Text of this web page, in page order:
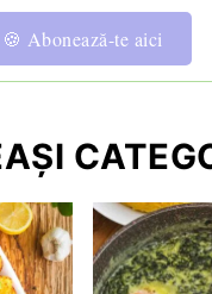
🍪 Abonează-te aici